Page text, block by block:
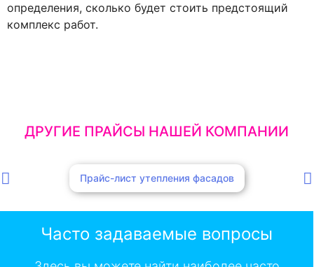
определения, сколько будет стоить предстоящий
комплекс работ.
ДРУГИЕ ПРАЙСЫ НАШЕЙ КОМПАНИИ
Прайс-лист утепления фасадов
Часто задаваемые вопросы